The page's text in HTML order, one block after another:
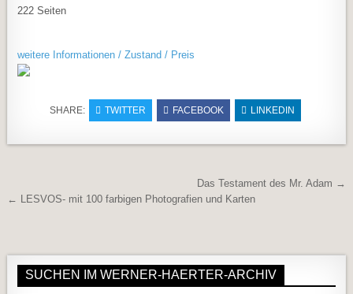
222 Seiten
weitere Informationen / Zustand / Preis
SHARE: TWITTER FACEBOOK LINKEDIN
BeitragsnavigationDas Testament des Mr. Adam →
← LESVOS- mit 100 farbigen Photografien und Karten
SUCHEN IM WERNER-HAERTER-ARCHIV